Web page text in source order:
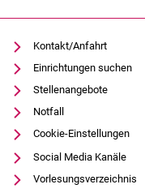
Kontakt/Anfahrt
Einrichtungen suchen
Stellenangebote
Notfall
Cookie-Einstellungen
Social Media Kanäle
Vorlesungsverzeichnis